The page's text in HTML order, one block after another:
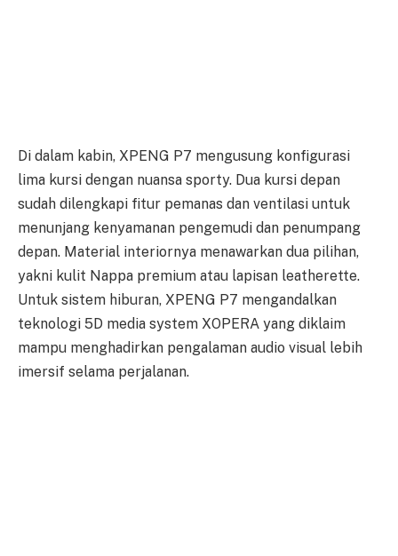
Di dalam kabin, XPENG P7 mengusung konfigurasi
lima kursi dengan nuansa sporty. Dua kursi depan
sudah dilengkapi fitur pemanas dan ventilasi untuk
menunjang kenyamanan pengemudi dan penumpang
depan. Material interiornya menawarkan dua pilihan,
yakni kulit Nappa premium atau lapisan leatherette.
Untuk sistem hiburan, XPENG P7 mengandalkan
teknologi 5D media system XOPERA yang diklaim
mampu menghadirkan pengalaman audio visual lebih
imersif selama perjalanan.